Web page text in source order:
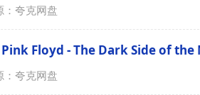
：夸克网盘
Pink Floyd - The Dark Side of
：夸克网盘